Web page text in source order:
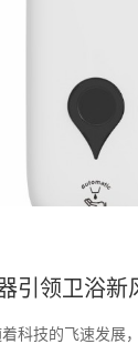
引领卫浴新
技的飞速发展，